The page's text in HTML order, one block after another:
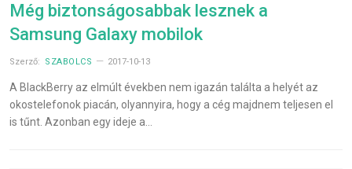
Még biztonságosabbak lesznek a
Samsung Galaxy mobilok
Szerző: SZABOLCS 2017-10-13
A BlackBerry az elmúlt években nem igazán találta a helyét az
okostelefonok piacán, olyannyira, hogy a cég majdnem teljesen el
is tűnt. Azonban egy ideje a…